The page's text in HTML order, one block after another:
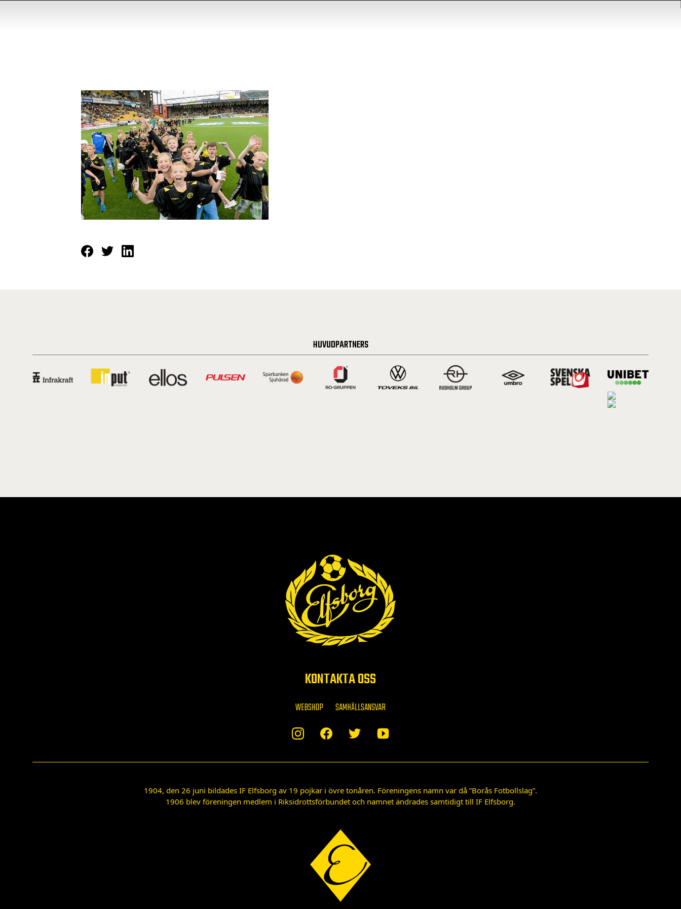
HUVUDPARTNERS
KONTAKTA OSS
WEBSHOP SAMHÄLLSANSVAR
1904, den 26 juni bildades IF Elfsborg av 19 pojkar i övre tonåren. Föreningens namn var då ”Borås Fotbollslag”.
1906 blev föreningen medlem i Riksidrottsförbundet och namnet ändrades samtidigt till IF Elfsborg.